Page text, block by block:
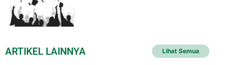
ARTIKEL LAINNYA Lihat Semua